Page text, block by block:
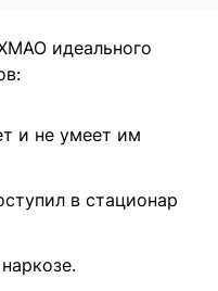
идеального
и не умеет им
в стационар